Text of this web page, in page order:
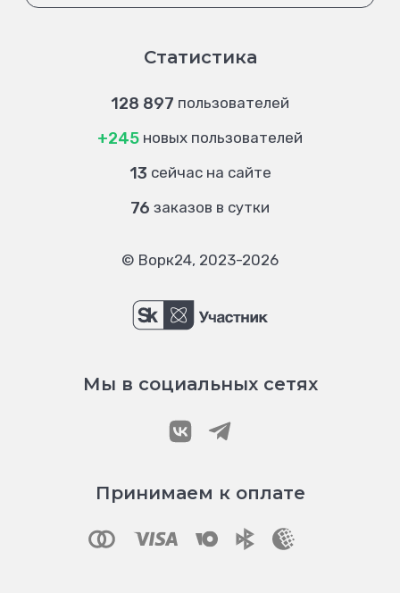
Статистика
128 897 пользователей
+245 новых пользователей
13 сейчас на сайте
76 заказов в сутки
© Ворк24, 2023-2026
Мы в социальных сетях
Принимаем к оплате